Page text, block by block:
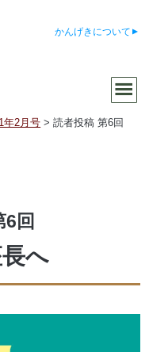
かんげきについて
年2月号 >読者投稿 第6回
6回
へ